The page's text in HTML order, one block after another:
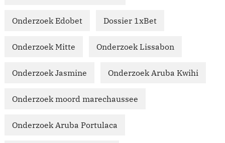
Onderzoek Edobet Dossier 1xBet
Onderzoek Mitte Onderzoek Lissabon
Onderzoek Jasmine Onderzoek Aruba Kwihi
Onderzoek moord marechaussee
Onderzoek Aruba Portulaca